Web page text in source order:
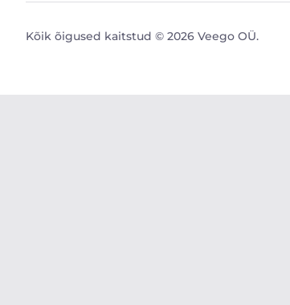
Kõik õigused kaitstud © 2026 Veego OÜ.